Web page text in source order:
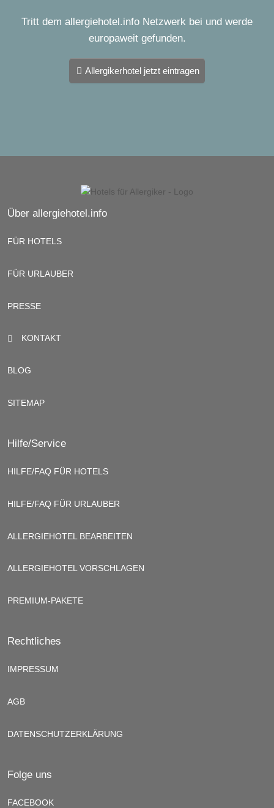
Tritt dem allergiehotel.info Netzwerk bei und werde
europaweit gefunden.
Allergikerhotel jetzt eintragen
Über allergiehotel.info
FÜR HOTELS
FÜR URLAUBER
PRESSE
KONTAKT
BLOG
SITEMAP
Hilfe/Service
HILFE/FAQ FÜR HOTELS
HILFE/FAQ FÜR URLAUBER
ALLERGIEHOTEL BEARBEITEN
ALLERGIEHOTEL VORSCHLAGEN
PREMIUM-PAKETE
Rechtliches
IMPRESSUM
AGB
DATENSCHUTZERKLÄRUNG
Folge uns
FACEBOOK